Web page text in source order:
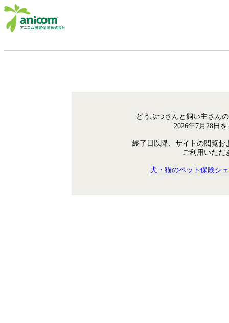
どうぶつさんと飼い主さん
2026年7月28日
終了日以降、サイトの閲覧お
ご利用いただ
犬・猫のペット保険シ